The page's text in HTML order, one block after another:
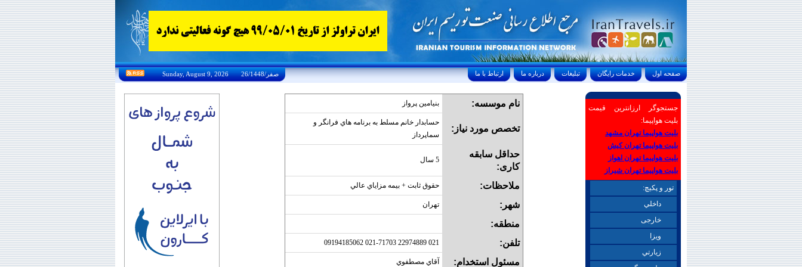
Sunday, August 9, 2026 26/صفر/1448 ارتباط با ما درباره ما تبليغات خدمات رايگان صفحه اول
نام موسسه: بنيامين پرواز
تخصص مورد نیاز:
حسابدار خانم مسلط به برنامه هاي فرانگر و
سماپرداز
حداقل سابقه
کاری:
5 سال
ملاحظات: حقوق ثابت + بيمه مزاياي عالي
شهر: تهران
منطقه:
تلفن:
021 22974889 021-71703 09194185062
مسئول استخدام: آقاي مصطفوي
جستجوگر ارزانترین قیمت
بلیت هواپیما:
بلیت هواپیما تهران مشهد
بلیت هواپیما تهران کیش
بلیت هواپیما تهران اهواز
بلیت هواپیما تهران شیراز
تور و پکیچ:
داخلي
خارجی
ويزا
زيارتي